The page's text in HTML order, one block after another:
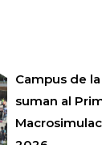
Campus de la
suman al